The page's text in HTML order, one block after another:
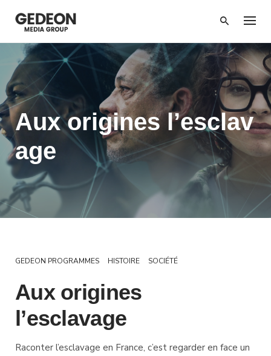
contenu
Aux origines l’esclav
age
GEDEON PROGRAMMES HISTOIRE SOCIÉTÉ
Aux origines
l’esclavage
Raconter l’esclavage en France, c’est regarder en face un